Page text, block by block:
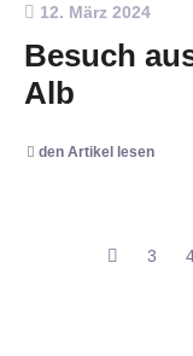
12. März 2024
Besuch
Alb
den Artikel lesen
3